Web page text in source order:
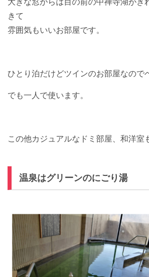
大きな窓からは目の前の中禅寺湖がき
きて
雰囲気もいいお部屋です。
ひとり泊だけどツインのお部屋なので
でも一人で使います。
この他カジュアルなドミ部屋、和洋室
温泉はグリーンのにごり湯